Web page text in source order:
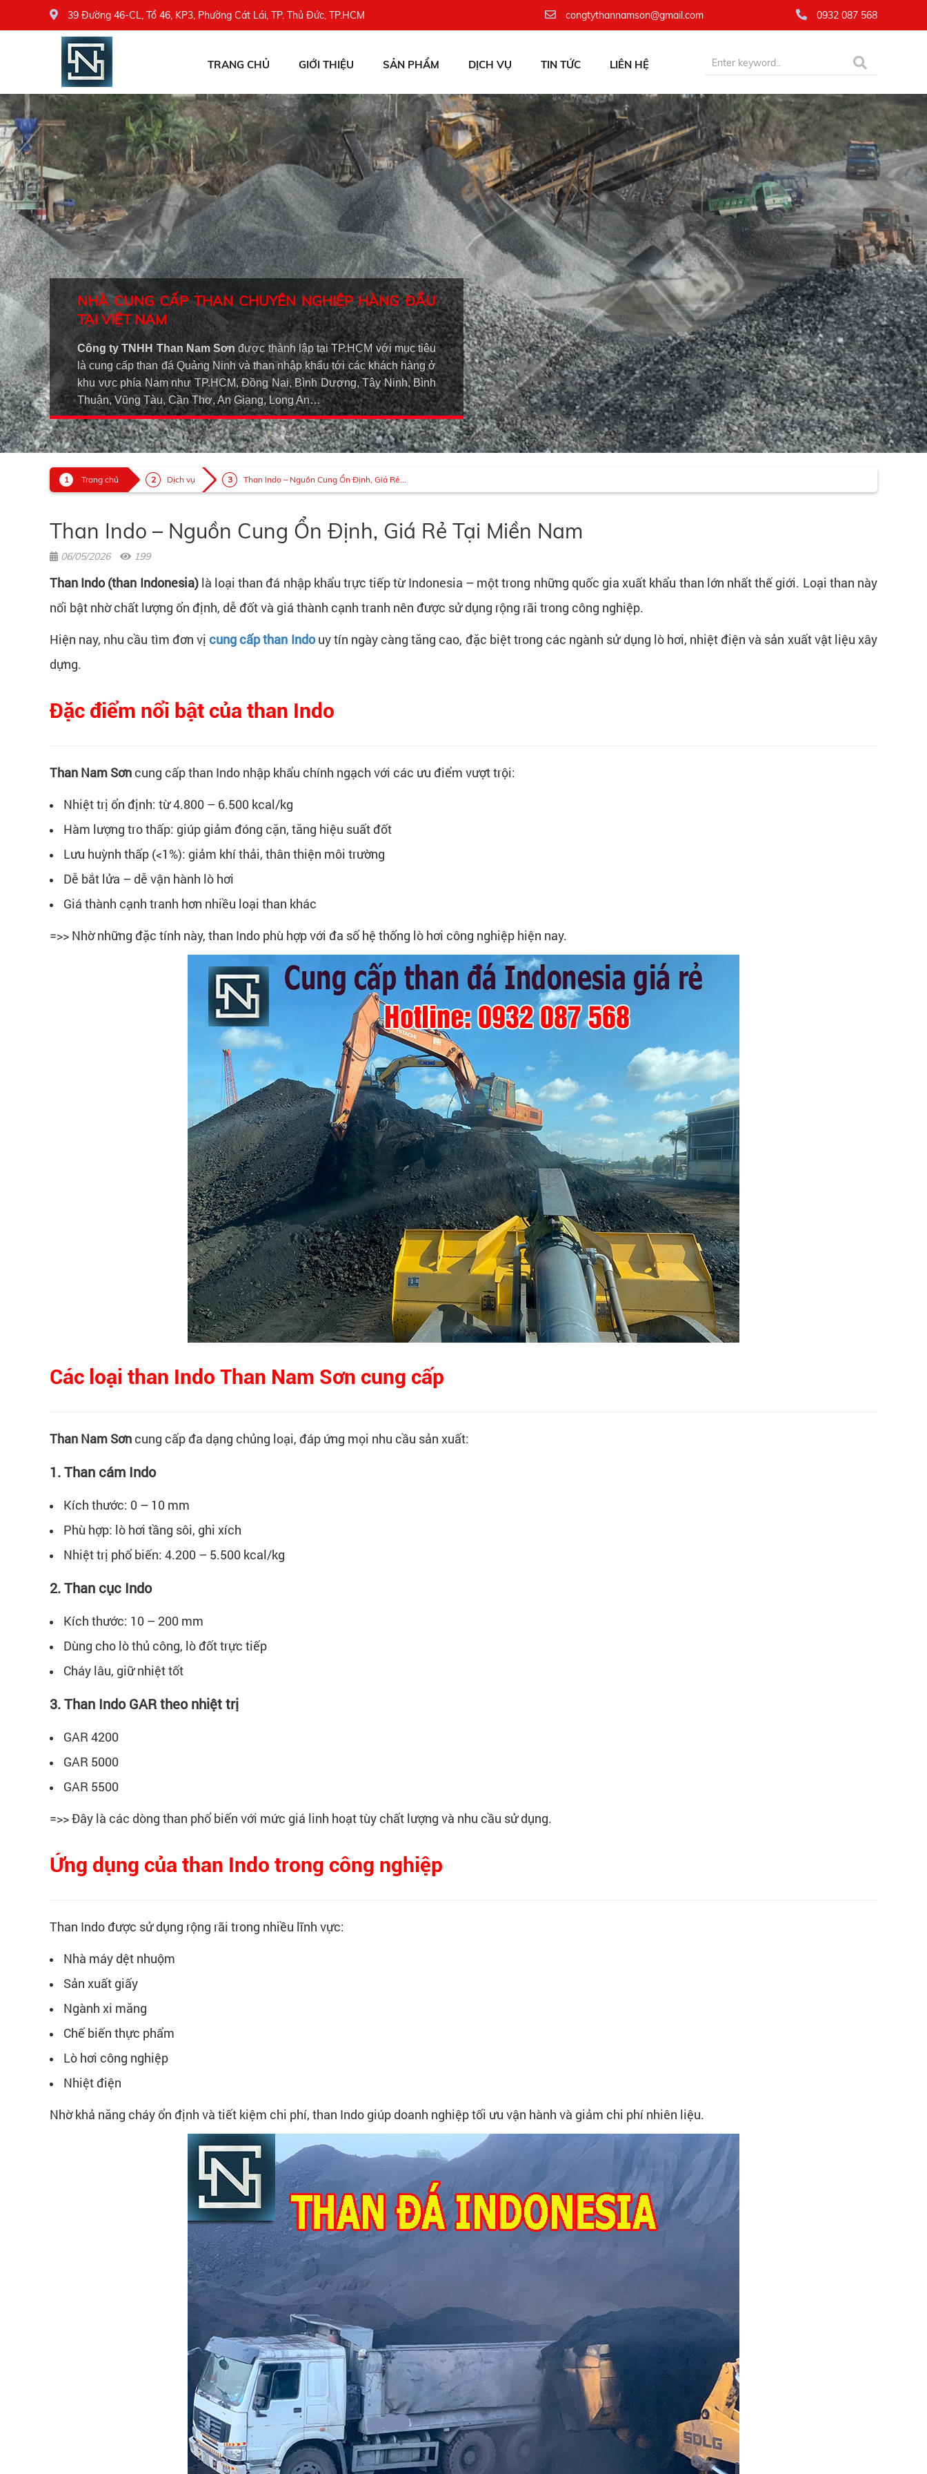
39 Đường 46-CL, Tổ 46, KP3, Phường Cát Lái, TP. Thủ Đức, TP.HCM congtythannamson@gmail.com 0932 087 568
TRANG CHỦ GIỚI THIỆU SẢN PHẨM DỊCH VỤ TIN TỨC LIÊN HỆ
NHÀ CUNG CẤP THAN CHUYÊN NGHIỆP HÀNG ĐẦU
TẠI VIỆT NAM
Công ty TNHH Than Nam Sơnđược thành lập tại TP.HCM với mục tiêu
là cung cấp than đá Quảng Ninh và than nhập khẩu tới các khách hàng ở
khu vực phía Nam như TP.HCM, Đồng Nai, Bình Dương, Tây Ninh, Bình
Thuận, Vũng Tàu, Cần Thơ, An Giang, Long An…
Trang chủ Dịch vụ Than Indo – Nguồn Cung Ổn Định, Giá Rẻ...
Than Indo – Nguồn Cung Ổn Định, Giá Rẻ Tại Miền Nam
06/05/2026 199
Than Indo (than Indonesia)là loại than đá nhập khẩu trực tiếp từ Indonesia – một trong những quốc gia xuất khẩu than lớn nhất thế giới. Loại than này
nổi bật nhờ chất lượng ổn định, dễ đốt và giá thành cạnh tranh nên được sử dụng rộng rãi trong công nghiệp.
Hiện nay, nhu cầu tìm đơn vịcung cấp than Indouy tín ngày càng tăng cao, đặc biệt trong các ngành sử dụng lò hơi, nhiệt điện và sản xuất vật liệu xây
dựng.
Đặc điểm nổi bật của than Indo
Than Nam Sơncung cấp than Indo nhập khẩu chính ngạch với các ưu điểm vượt trội:
Nhiệt trị ổn định: từ 4.800 – 6.500 kcal/kg
Hàm lượng tro thấp: giúp giảm đóng cặn, tăng hiệu suất đốt
Lưu huỳnh thấp (<1%): giảm khí thải, thân thiện môi trường
Dễ bắt lửa – dễ vận hành lò hơi
Giá thành cạnh tranh hơn nhiều loại than khác
=>> Nhờ những đặc tính này, than Indo phù hợp với đa số hệ thống lò hơi công nghiệp hiện nay.
Các loại than Indo Than Nam Sơn cung cấp
Than Nam Sơncung cấp đa dạng chủng loại, đáp ứng mọi nhu cầu sản xuất:
1. Than cám Indo
Kích thước: 0 – 10 mm
Phù hợp: lò hơi tầng sôi, ghi xích
Nhiệt trị phổ biến: 4.200 – 5.500 kcal/kg
2. Than cục Indo
Kích thước: 10 – 200 mm
Dùng cho lò thủ công, lò đốt trực tiếp
Cháy lâu, giữ nhiệt tốt
3. Than Indo GAR theo nhiệt trị
GAR 4200
GAR 5000
GAR 5500
=>> Đây là các dòng than phổ biến với mức giá linh hoạt tùy chất lượng và nhu cầu sử dụng.
Ứng dụng của than Indo trong công nghiệp
Than Indo được sử dụng rộng rãi trong nhiều lĩnh vực:
Nhà máy dệt nhuộm
Sản xuất giấy
Ngành xi măng
Chế biến thực phẩm
Lò hơi công nghiệp
Nhiệt điện
Nhờ khả năng cháy ổn định và tiết kiệm chi phí, than Indo giúp doanh nghiệp tối ưu vận hành và giảm chi phí nhiên liệu.